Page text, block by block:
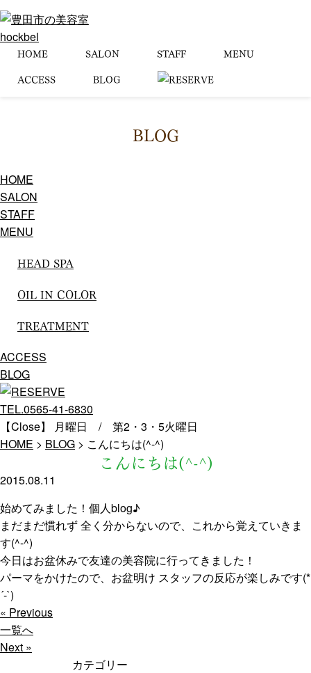
HOME SALON STAFF
MENU
ACCESS
BLOG
BLOG
HOME
SALON
STAFF
MENU
HEAD SPA
OIL IN COLOR
TREATMENT
ACCESS
BLOG
TEL.0565-41-6830
【Close】 月曜日 / 第2・3・5火曜日
HOME > BLOG > こんにちは(^-^)
こんにちは(^-^)
2015.08.11
始めてみました！個人blog♪
まだまだ慣れず 全く分からないので、これから覚えていきま
す(^-^)
今日はお盆休みで友達の美容院に行ってきました！
パーマをかけたので、お盆明け スタッフの反応が楽しみです(*
´-`)
« Previous
一覧へ
Next »
カテゴリー